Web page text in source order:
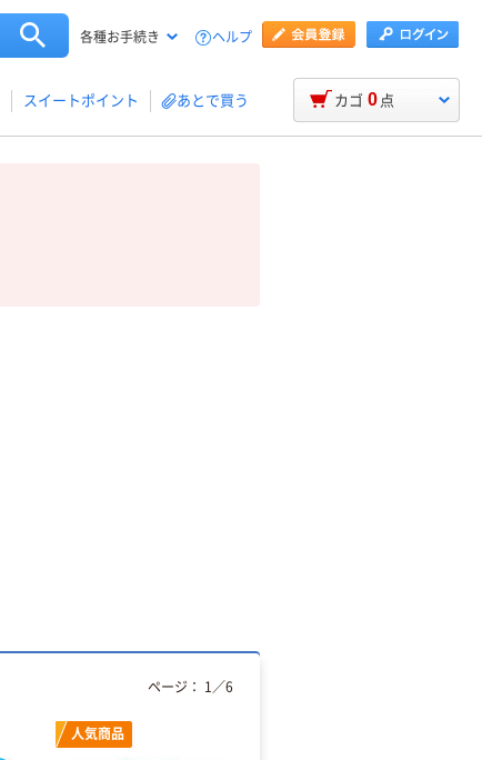
各種お手続き ヘルプ
スイートポイント あとで買う カゴ 0 点
人気商品
ページ： 1 ／6